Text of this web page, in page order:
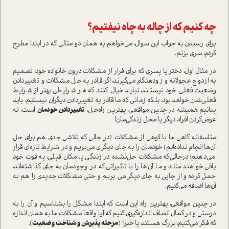
چه کنیم که از چاله به چاه نیفتیم؟
برای رسیدن به جواب این سوال، می‌خواهم به همان دو مثالی که در ابتدا مطرح
کردم، سری بزنم.
در مثال اول، دختر یا پسری که برای فرار از مشکلات درون خانواده خود، تصمیم
به ازدواج عجولانه و زود‌هنگام می‌گیرند، اگر قادر به حل مشکلات و تغییر‌دادن
وضعیت فعلی خود نیستند، نباید خیال کنند که هر شرایطی بهتر از شرایط
فعلی‌شان خواهد بود، بلکه زمانی که ما قادر به تغییر‌دادن دیگران نیستیم، باید
بدانیم همیشه در چنین مواقعی، بهترین راه‌حل، تغییر‌دادن خودمان است، نه
عوض‌کردن افراد دیگر یا محل زندگی‌مان!
متاسفانه گاهی ما با کوهی از مشکلات (در حالی که تلاشی جدی هم برای حل
آن‌ها انجام نداده‌ایم) خودمان را به جای دیگری می‌بریم و در شرایط تازه‌ای قرار
می‌دهیم؛ در‌حالی‌که مشکلات حل‌نشده در زندگی یا مکان قبلی، به قوت خود
باقی خواهند ماند و ما آن‌ها را با تاثیراتی که در وجودمان به جای گذاشته‌اند،
حمل کرده و از جایی به جای دیگر می بریم و حتی مشکلات جدیدی را هم به
آن‌ها اضافه می‌کنیم.
در چنین مواقعی، بهترین راه این است که ابتدا مشکل را بشناسیم و آن را به
درستی و در کمال انصاف اندازه‌گیری کنیم که آیا واقعا مشکلات ما به همان اندازه
که فکر می‌کنیم، بزرگ هستند یا خیر! (مرحله پذیرش و شناخت وضعیت).